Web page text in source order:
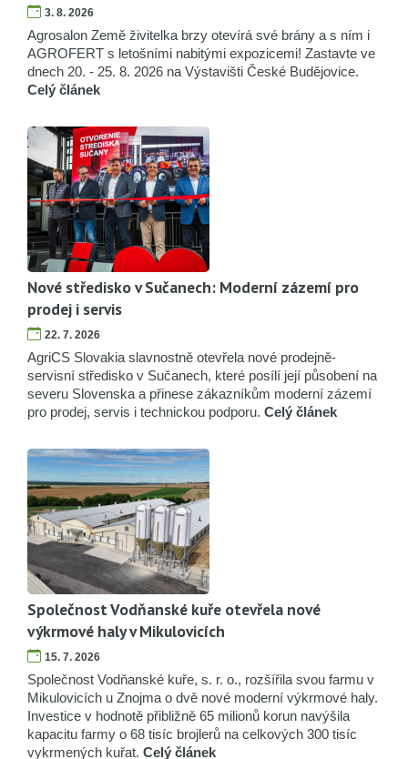
3. 8. 2026
Agrosalon Země živitelka brzy otevírá své brány a s ním i
AGROFERT s letošními nabitými expozicemi! Zastavte ve
dnech 20. - 25. 8. 2026 na Výstavišti České Budějovice.
Celý článek
Nové středisko v Sučanech: Moderní zázemí pro
prodej i servis
22. 7. 2026
AgriCS Slovakia slavnostně otevřela nové prodejně-
servisní středisko v Sučanech, které posílí její působení na
severu Slovenska a přinese zákazníkům moderní zázemí
pro prodej, servis i technickou podporu. Celý článek
Společnost Vodňanské kuře otevřela nové
výkrmové haly v Mikulovicích
15. 7. 2026
Společnost Vodňanské kuře, s. r. o., rozšířila svou farmu v
Mikulovicích u Znojma o dvě nové moderní výkrmové haly.
Investice v hodnotě přibližně 65 milionů korun navýšila
kapacitu farmy o 68 tisíc brojlerů na celkových 300 tisíc
vykrmených kuřat. Celý článek